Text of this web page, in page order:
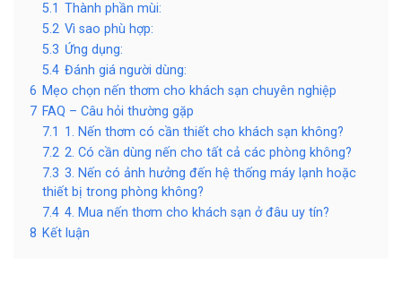
5.1 Thành phần mùi:
5.2 Vì sao phù hợp:
5.3 Ứng dụng:
5.4 Đánh giá người dùng:
6 Mẹo chọn nến thơm cho khách sạn chuyên nghiệp
7 FAQ – Câu hỏi thường gặp
7.1 1. Nến thơm có cần thiết cho khách sạn không?
7.2 2. Có cần dùng nến cho tất cả các phòng không?
7.3 3. Nến có ảnh hưởng đến hệ thống máy lạnh hoặc
thiết bị trong phòng không?
7.4 4. Mua nến thơm cho khách sạn ở đâu uy tín?
8 Kết luận